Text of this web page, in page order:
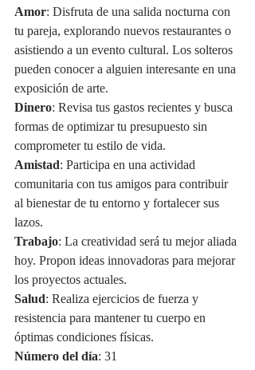
Amor: Disfruta de una salida nocturna con
tu pareja, explorando nuevos restaurantes o
asistiendo a un evento cultural. Los solteros
pueden conocer a alguien interesante en una
exposición de arte.
Dinero: Revisa tus gastos recientes y busca
formas de optimizar tu presupuesto sin
comprometer tu estilo de vida.
Amistad: Participa en una actividad
comunitaria con tus amigos para contribuir
al bienestar de tu entorno y fortalecer sus
lazos.
Trabajo: La creatividad será tu mejor aliada
hoy. Propon ideas innovadoras para mejorar
los proyectos actuales.
Salud: Realiza ejercicios de fuerza y
resistencia para mantener tu cuerpo en
óptimas condiciones físicas.
Número del día: 31